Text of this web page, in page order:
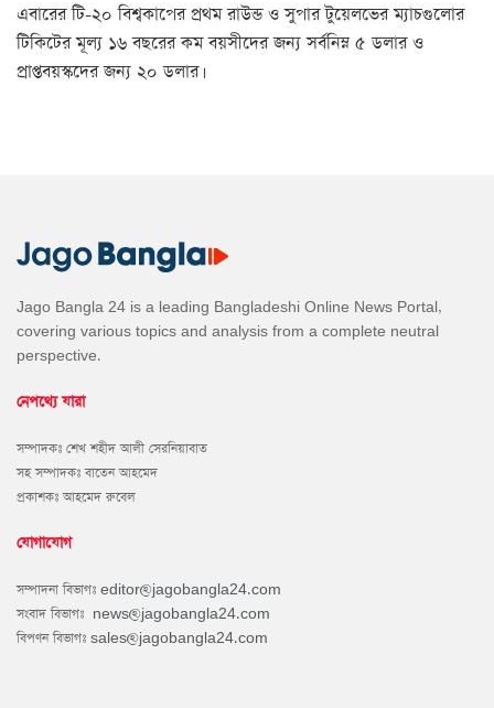
এবারের টি-২০ বিশ্বকাপের প্রথম রাউন্ড ও সুপার টুয়েলভের ম্যাচগুলোর
টিকিটের মূল্য ১৬ বছরের কম বয়সীদের জন্য সর্বনিম্ন ৫ ডলার ও
প্রাপ্তবয়স্কদের জন্য ২০ ডলার।
Jago Bangla 24 is a leading Bangladeshi Online News Portal,
covering various topics and analysis from a complete neutral
perspective.
নেপথ্যে যারা
সম্পাদকঃ শেখ শহীদ আলী সেরনিয়াবাত
সহ সম্পাদকঃ বাতেন আহমেদ
প্রকাশকঃ আহমেদ রুবেল
যোগাযোগ
সম্পাদনা বিভাগঃ editor@jagobangla24.com
সংবাদ বিভাগঃ news@jagobangla24.com
বিপণন বিভাগঃ sales@jagobangla24.com